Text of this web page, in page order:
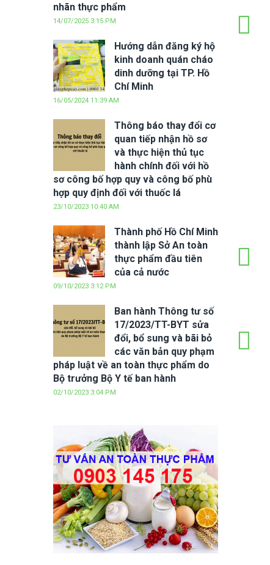
nhãn thực phẩm
14/07/2025 3:15 PM
Hướng dẫn đăng ký hộ
kinh doanh quán cháo
dinh dưỡng tại TP. Hồ
Chí Minh
16/05/2024 11:39 AM
Thông báo thay đổi cơ
quan tiếp nhận hồ sơ
và thực hiện thủ tục
hành chính đối với hồ
sơ công bố hợp quy và công bố phù
hợp quy định đối với thuốc lá
23/10/2023 10:40 AM
Thành phố Hồ Chí Minh
thành lập Sở An toàn
thực phẩm đầu tiên
của cả nước
09/10/2023 3:12 PM
Ban hành Thông tư số
17/2023/TT-BYT sửa
đổi, bổ sung và bãi bỏ
các văn bản quy phạm
pháp luật về an toàn thực phẩm do
Bộ trưởng Bộ Y tế ban hành
02/10/2023 3:04 PM